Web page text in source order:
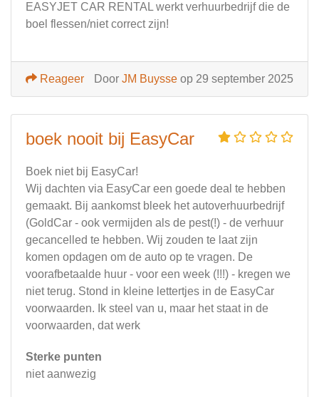
EASYJET CAR RENTAL werkt verhuurbedrijf die de
boel flessen/niet correct zijn!
Door JM Buysse op 29 september 2025
Reageer
boek nooit bij EasyCar
Boek niet bij EasyCar!
Wij dachten via EasyCar een goede deal te hebben
gemaakt. Bij aankomst bleek het autoverhuurbedrijf
(GoldCar - ook vermijden als de pest(!) - de verhuur
gecancelled te hebben. Wij zouden te laat zijn
komen opdagen om de auto op te vragen. De
voorafbetaalde huur - voor een week (!!!) - kregen we
niet terug. Stond in kleine lettertjes in de EasyCar
voorwaarden. Ik steel van u, maar het staat in de
voorwaarden, dat werk
Sterke punten
niet aanwezig